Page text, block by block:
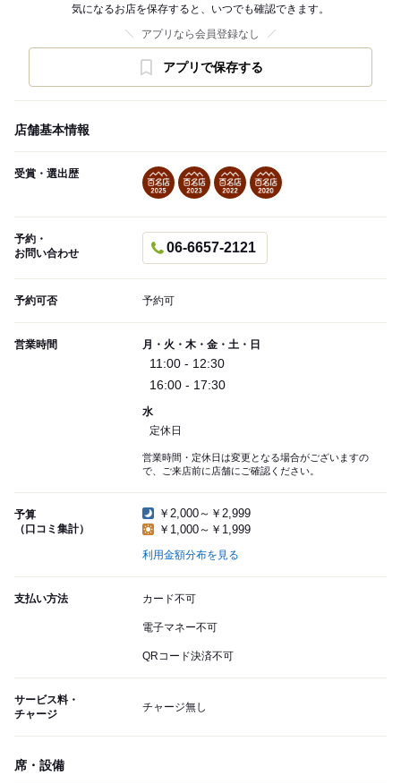
気になるお店を保存すると、いつでも確認できます。
アプリなら会員登録なし
アプリで保存する
店舗基本情報
受賞・選出歴
予約・
お問い合わせ
06-6657-2121
予約可否 予約可
営業時間 月・火・木・金・土・日
11:00 - 12:30
16:00 - 17:30
水
定休日
営業時間・定休日は変更となる場合がございますの
で、ご来店前に店舗にご確認ください。
予算
（口コミ集計）
￥2,000～￥2,999
￥1,000～￥1,999
利用金額分布を見る
支払い方法 カード不可
電子マネー不可
QRコード決済不可
サービス料・
チャージ
チャージ無し
席・設備